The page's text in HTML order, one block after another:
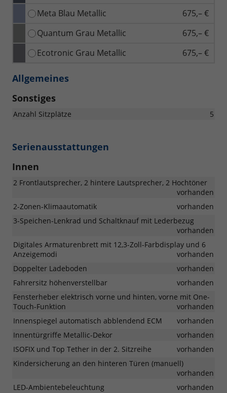
Meta Blau Metallic
675,– €
Quantum Grau Metallic
675,– €
Ecotronic Grau Metallic
675,– €
Allgemeines
Sonstiges
Anzahl Sitzplätze 5
Serienausstattungen
Innen
2 Frontlautsprecher, 2 hintere Lautsprecher, 2 Hochtöner
vorhanden
2-Zonen-Klimaautomatik
vorhanden
3-Speichen-Lenkrad und Schaltknauf mit Lederbezug
vorhanden
Digitales Armaturenbrett mit 12,3-Zoll-Farbdisplay und 6
Anzeigemodi
vorhanden
Doppelter Ladeboden
vorhanden
Fahrersitz höhenverstellbar
vorhanden
Fensterheber elektrisch vorne und hinten, vorne mit One-
Touch-Funktion
vorhanden
Innenspiegel automatisch abblendend ECM
vorhanden
Innentürgriffe Metallic-Dekor
vorhanden
ISOFIX und Top Tether in der 2. Sitzreihe
vorhanden
Kindersicherung an den hinteren Türen (manuell)
vorhanden
LED-Ambientebeleuchtung
vorhanden